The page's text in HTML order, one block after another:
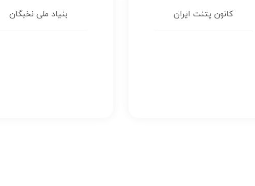
کانون پتنت ایران بنیاد ملی نخبگان